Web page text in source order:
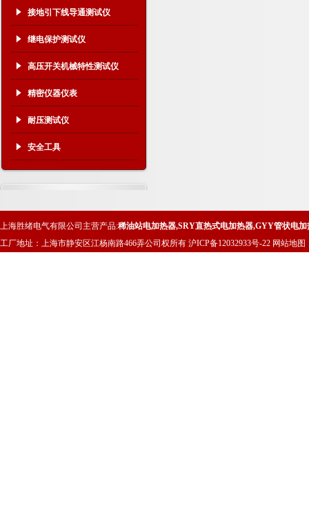
接地引下线导通测试仪
继电保护测试仪
高压开关机械特性测试仪
精密仪器仪表
耐压测试仪
安全工具
上海胜绪电气有限公司主营产品:稀油站电加热器,SRY直热式电加热器,GYY管状电加
工厂地址：上海市静安区江杨南路466弄公司权所有 沪ICP备12032933号-22 网站地图